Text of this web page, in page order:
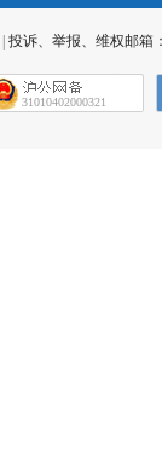
投诉、举报、维权邮箱
31010402000321